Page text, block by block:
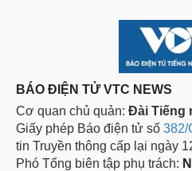
BÁO ĐIỆN TỬ VTC NEWS
Cơ quan chủ quản: Đài Tiếng
Giấy phép Báo điện tử số 382/
tin Truyền thông cấp lại ngày
Phó Tổng biên tập phụ trách: